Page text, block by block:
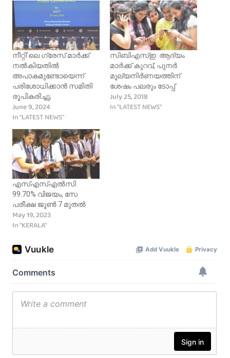
നീറ്റി’ലെ ഗ്രേസ് മാര്‍ക്ക്
നല്‍കിയതില്‍
അപാകമുണ്ടോയെന്ന്
പരിശോധിക്കാന്‍ സമിതി
രൂപികരിച്ചു;
June 9, 2024
In "LATEST NEWS"
സിബിഎസ്‌ഇ: ആദ്യം
മാര്‍ക്ക് കുറവ്, പുനര്‍
മൂല്യനിര്‍ണയത്തിന്
ശേഷം പലരും ടോപ്പ്
July 25, 2018
In "LATEST NEWS"
എസ്എസ്എൽസി
99.70% വിജയം, സേ
പരീക്ഷ ജൂൺ 7 മുതൽ
May 19, 2023
In "KERALA"